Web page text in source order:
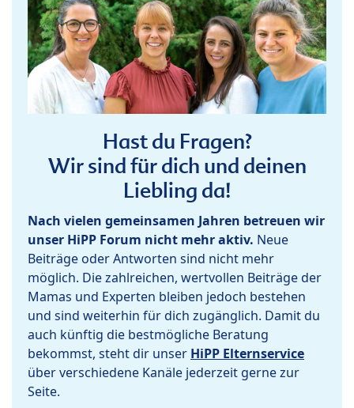
Hast du Fragen?
Wir sind für dich und deinen
Liebling da!
Nach vielen gemeinsamen Jahren betreuen wir
unser HiPP Forum nicht mehr aktiv. Neue
Beiträge oder Antworten sind nicht mehr
möglich. Die zahlreichen, wertvollen Beiträge der
Mamas und Experten bleiben jedoch bestehen
und sind weiterhin für dich zugänglich. Damit du
auch künftig die bestmögliche Beratung
bekommst, steht dir unser HiPP Elternservice
über verschiedene Kanäle jederzeit gerne zur
Seite.